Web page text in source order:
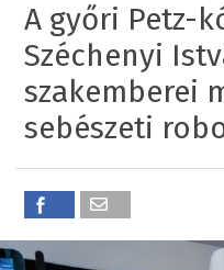
A győri Petz-
Széchenyi
szakemberei
sebészeti